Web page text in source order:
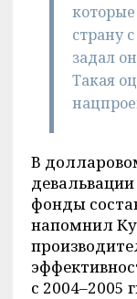
страну
задал
Такая
В
фонды
напомнил
с 2004–2005